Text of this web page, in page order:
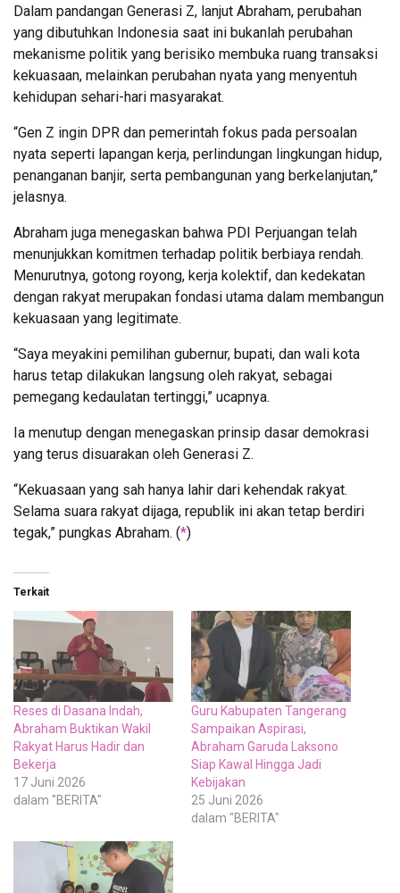
Dalam pandangan Generasi Z, lanjut Abraham, perubahan
yang dibutuhkan Indonesia saat ini bukanlah perubahan
mekanisme politik yang berisiko membuka ruang transaksi
kekuasaan, melainkan perubahan nyata yang menyentuh
kehidupan sehari-hari masyarakat.
“Gen Z ingin DPR dan pemerintah fokus pada persoalan
nyata seperti lapangan kerja, perlindungan lingkungan hidup,
penanganan banjir, serta pembangunan yang berkelanjutan,”
jelasnya.
Abraham juga menegaskan bahwa PDI Perjuangan telah
menunjukkan komitmen terhadap politik berbiaya rendah.
Menurutnya, gotong royong, kerja kolektif, dan kedekatan
dengan rakyat merupakan fondasi utama dalam membangun
kekuasaan yang legitimate.
“Saya meyakini pemilihan gubernur, bupati, dan wali kota
harus tetap dilakukan langsung oleh rakyat, sebagai
pemegang kedaulatan tertinggi,” ucapnya.
Ia menutup dengan menegaskan prinsip dasar demokrasi
yang terus disuarakan oleh Generasi Z.
“Kekuasaan yang sah hanya lahir dari kehendak rakyat.
Selama suara rakyat dijaga, republik ini akan tetap berdiri
tegak,” pungkas Abraham. (*)
Terkait
Reses di Dasana Indah,
Abraham Buktikan Wakil
Rakyat Harus Hadir dan
Bekerja
17 Juni 2026
dalam "BERITA"
Guru Kabupaten Tangerang
Sampaikan Aspirasi,
Abraham Garuda Laksono
Siap Kawal Hingga Jadi
Kebijakan
25 Juni 2026
dalam "BERITA"